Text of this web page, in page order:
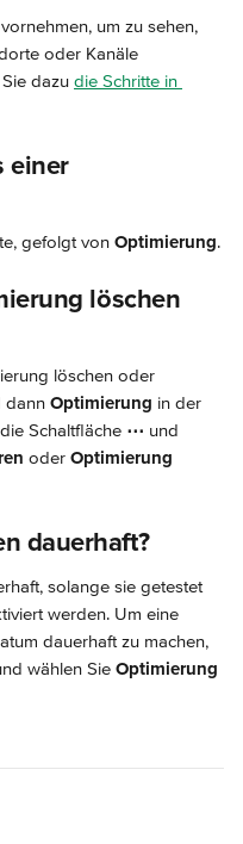
um zu sehen,
oder Kanäle
dazu die Schritte in
einer
gefolgt von Optimierung.
löschen
löschen oder
dann Optimierung in der
Schaltfläche ⋯ und
oder Optimierung
dauerhaft?
solange sie getestet
werden. Um eine
dauerhaft zu machen,
wählen Sie Optimierung